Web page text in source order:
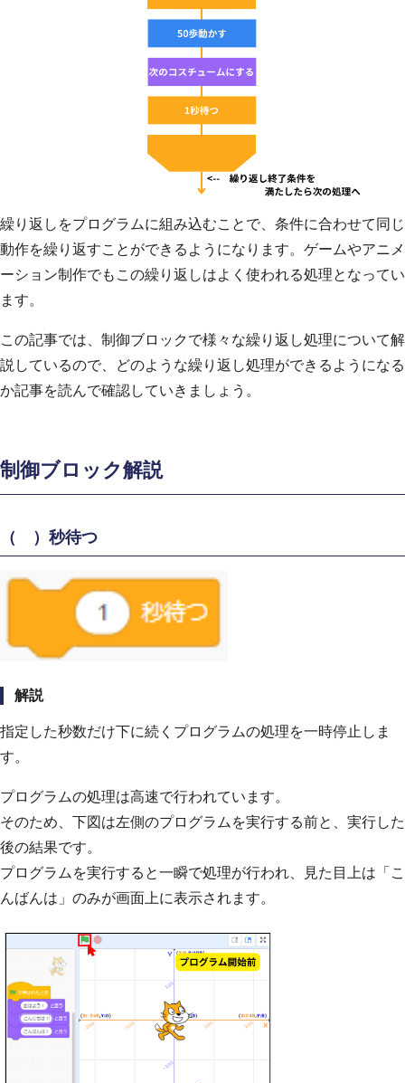
繰り返しをプログラムに組み込むことで、条件に合わせて同じ
動作を繰り返すことができるようになります。ゲームやアニメ
ーション制作でもこの繰り返しはよく使われる処理となってい
ます。
この記事では、制御ブロックで様々な繰り返し処理について解
説しているので、どのような繰り返し処理ができるようになる
か記事を読んで確認していきましょう。
制御ブロック解説
（ ）秒待つ
解説
指定した秒数だけ下に続くプログラムの処理を一時停止しま
す。
プログラムの処理は高速で行われています。
そのため、下図は左側のプログラムを実行する前と、実行した
後の結果です。
プログラムを実行すると一瞬で処理が行われ、見た目上は「こ
んばんは」のみが画面上に表示されます。